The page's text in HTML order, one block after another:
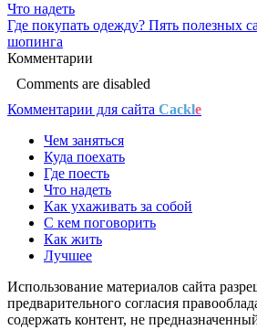
Что надеть
Где покупать одежду? Пять полезных
шопинга
Комментарии
Comments are disabled
Комментарии для сайта Cackle
Чем заняться
Куда поехать
Где поесть
Что надеть
Как ухаживать за собой
С кем поговорить
Как жить
Лучшее
Использование материалов сайта
предварительного согласия
содержать контент, не